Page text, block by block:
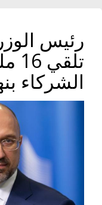
رئيس
الشركاء